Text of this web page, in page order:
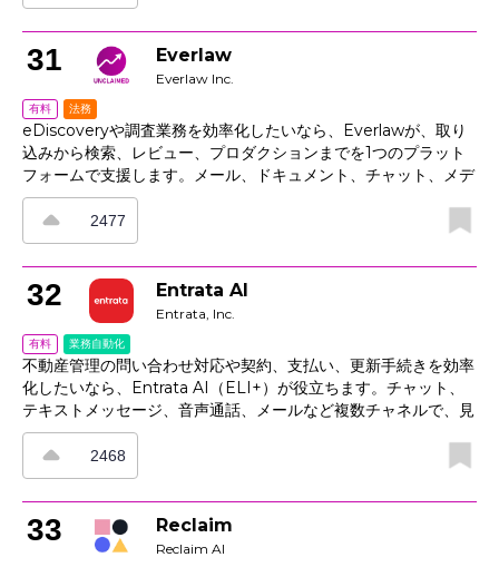
CRMやインテントデータからシグナルを抽出し、ペルソナ、業
界、ユースケースに応じてメッセージを最適化。さらに、コラボ
レーション、承認、パフォーマンスフィードバックの機能でチー
ム間の連携を強化します。テンプレートとガイドラインを活用す
ることで営業担当者は素早く作業でき、リーダーは品質の一貫性
を確認しやすくなります。レビュー時間の短縮と、キャンペーン
全体を通じた成果向上に貢献します。
31 Everlaw
Everlaw Inc.
有料 法務
eDiscoveryや調査業務を効率化したいなら、Everlawが、取り
込みから検索、レビュー、プロダクションまでを1つのプラット
フォームで支援します。メール、ドキュメント、チャット、メデ
ィアをまとめて扱い、重複排除、スレッド化、OCR、例外レポ
ート機能で証拠整理をスムーズに進められます。さらに、強力な
クエリとビジュアル機能で関連パターンを把握し、予測コーディ
ングでレビュー作業を高速化。ストーリー構築機能では事実をタ
イムラインとして整理でき、申し立てや裁判の準備にも役立ちま
す。プロダクションツールにより、ロードファイル、ログ、エク
スポートを法的に有効な形で整えられます。
2477
32 Entrata AI
Entrata, Inc.
有料 業務自動化
不動産管理の問い合わせ対応や契約、支払い、更新手続きを効率
化したいなら、Entrata AI（ELI+）が役立ちます。チャット、
テキストメッセージ、音声通話、メールなど複数チャネルで、見
込み客の選別、質問対応、内覧予約、初回接触から契約締結まで
の情報管理を一貫して支援します。さらに、支払いAIが入居者に
期日通りの支払いを促し、更新ツールが最適なタイミングでオフ
ァーや次の手順を案内します。Entrataのプラットフォームとデ
ータレイヤーに統合されており、入居者対応を個別最適化しなが
ら、純営業利益（NOI）の向上にもつなげます。
2468
33 Reclaim
Reclaim AI